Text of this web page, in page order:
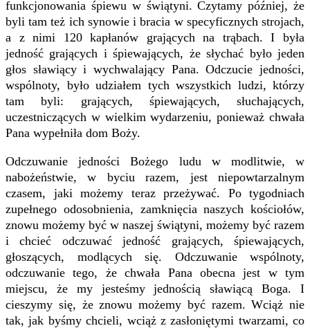
funkcjonowania śpiewu w świątyni. Czytamy później, że
byli tam też ich synowie i bracia w specyficznych strojach,
a z nimi 120 kapłanów grających na trąbach. I była
jedność grających i śpiewających, że słychać było jeden
głos sławiący i wychwalający Pana. Odczucie jedności,
wspólnoty, było udziałem tych wszystkich ludzi, którzy
tam byli: grających, śpiewających, słuchających,
uczestniczących w wielkim wydarzeniu, ponieważ chwała
Pana wypełniła dom Boży.
Odczuwanie jedności Bożego ludu w modlitwie, w
nabożeństwie, w byciu razem, jest niepowtarzalnym
czasem, jaki możemy teraz przeżywać. Po tygodniach
zupełnego odosobnienia, zamknięcia naszych kościołów,
znowu możemy być w naszej świątyni, możemy być razem
i chcieć odczuwać jedność grających, śpiewających,
głoszących, modlących się. Odczuwanie wspólnoty,
odczuwanie tego, że chwała Pana obecna jest w tym
miejscu, że my jesteśmy jednością sławiącą Boga. I
cieszymy się, że znowu możemy być razem. Wciąż nie
tak, jak byśmy chcieli, wciąż z zasłoniętymi twarzami, co